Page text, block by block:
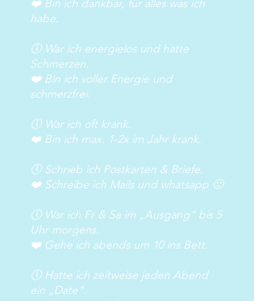
❤️ Bin ich dankbar, für alles was ich
habe.
🕔 War ich energielos und hatte
Schmerzen.
❤️ Bin ich voller Energie und
schmerzfrei.
🕔 War ich oft krank.
❤️ Bin ich max. 1-2x im Jahr krank.
🕔 Schrieb ich Postkarten & Briefe.
❤️ Schreibe ich Mails und whatsapp 🙂
🕔 War ich Fr & Sa im „Ausgang“ bis 5
Uhr morgens.
❤️ Gehe ich abends um 10 ins Bett.
🕔 Hatte ich zeitweise jeden Abend
ein „Date“.